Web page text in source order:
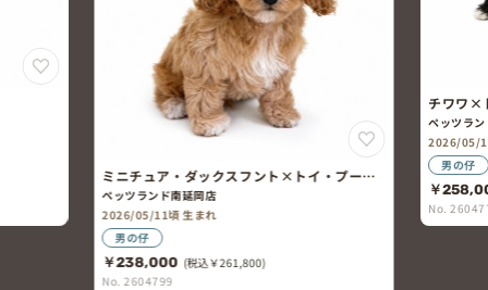
ミニチュア・ダックスフント×トイ・プード
ル
ペッツランド南延岡店
2026/05/11頃 生まれ
男の仔
￥238,000 (税込￥261,800)
No. 2604799
チワワ×
ペッツラ
2026/05/
男の仔
￥
No.